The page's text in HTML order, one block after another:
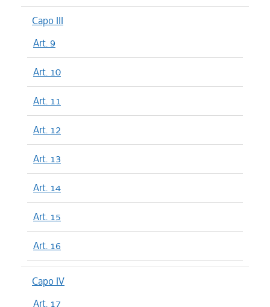
Capo III
Art. 9
Art. 10
Art. 11
Art. 12
Art. 13
Art. 14
Art. 15
Art. 16
Capo IV
Art. 17